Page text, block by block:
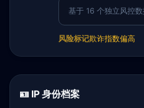
基于 16 个独立风控
风险标记欺诈指数偏高
🪪 IP 身份档案